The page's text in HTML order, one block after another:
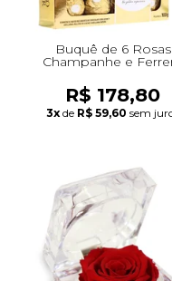
Buquê de 6 Rosas
Champanhe e
R$ 178,80
3x de R$ 59,60 sem